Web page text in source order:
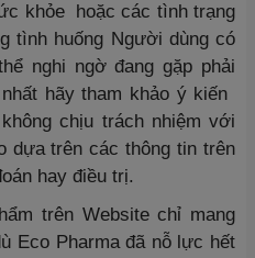
khỏe hoặc các tình trạng
tình huống Người dùng có
nghi ngờ đang gặp phải
hãy tham khảo ý kiến
chịu trách nhiệm với
dựa trên các thông tin trên
hay điều trị.
trên Website chỉ mang
Eco Pharma đã nỗ lực hết